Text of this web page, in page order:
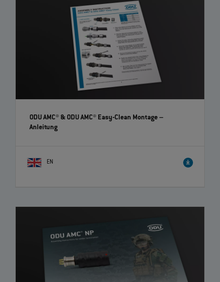
ODU AMC® & ODU AMC® Easy-Clean Montage–
Anleitung
EN